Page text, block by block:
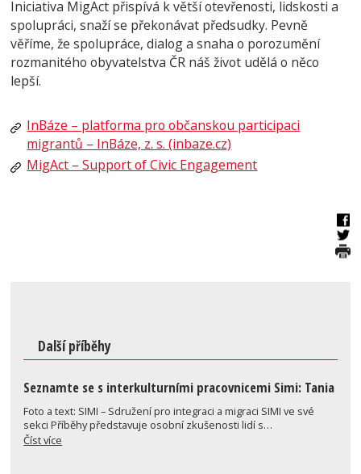
Iniciativa MigAct přispívá k větší otevřenosti, lidskosti a
spolupráci, snaží se překonávat předsudky. Pevně
věříme, že spolupráce, dialog a snaha o porozumění
rozmanitého obyvatelstva ČR náš život udělá o něco
lepší.
InBáze – platforma pro občanskou participaci
migrantů – InBáze, z. s. (inbaze.cz)
MigAct – Support of Civic Engagement
Další příběhy
Seznamte se s interkulturními pracovnicemi Simi: Tania
Foto a text: SIMI – Sdružení pro integraci a migraci SIMI ve své
sekci Příběhy představuje osobní zkušenosti lidí s…
Číst více